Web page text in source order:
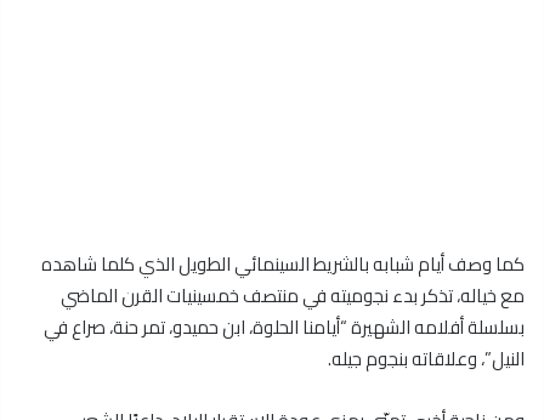
كما وصف أيام شبابه بالشريط السينمائي الطويل الذي كلما شاهده
مع خياله، تذكر بدء نجوميته في منتصف خمسينيات القرن الماضي
بسلسلة أفلامه الشهيرة “أيامنا الحلوة، ابن حميدو، تمر حنة، صراع في
النيل”، وعلاقاته بنجوم جيله.